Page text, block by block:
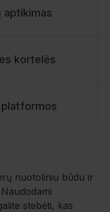
aptikimas
kortelės
platformos
nuotoliniu būdu ir
stebėti, kas